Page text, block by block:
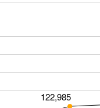
122,985